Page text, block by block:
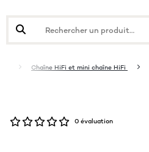
Chaîne HiFi et mini chaîne HiFi
0 évaluation